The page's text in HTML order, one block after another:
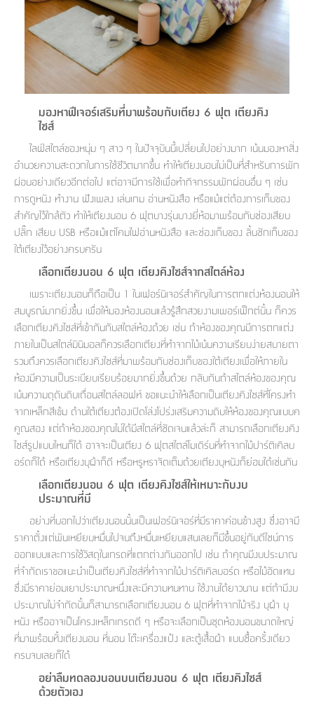
มองหาฟีเจอร์เสริมที่มาพร้อมกับเตียง 6 ฟุต เตียงคิง
ไซส์
ไลฟ์สไตล์ของหนุ่ม ๆ สาว ๆ ในปัจจุบันนี้เปลี่ยนไปอย่างมาก เน้นมองหาสิ่ง
อำนวยความสะดวกในการใช้ชีวิตมากขึ้น ทำให้เตียงนอนไม่เป็นที่สำหรับการพัก
ผ่อนอย่างเดียวอีกต่อไป แต่อาจมีการใช้เพื่อทำกิจกรรมพักผ่อนอื่น ๆ เช่น
การดูหนัง ทำงาน ฟังเพลง เล่นเกม อ่านหนังสือ หรือแม้แต่ต้องการเก็บของ
สำคัญไว้ใกล้ตัว ทำให้เตียงนอน 6 ฟุตบางรุ่นบางยี่ห้อมาพร้อมกับช่องเสียบ
ปลั๊ก เสียบ USB หรือแม้แต่โคมไฟอ่านหนังสือ และช่องเก็บของ ลิ้นชักเก็บของ
ใต้เตียงไว้อย่างครบครัน
เลือกเตียงนอน 6 ฟุต เตียงคิงไซส์จากสไตล์ห้อง
เพราะเตียงนอนก็ถือเป็น 1 ในเฟอร์นิเจอร์สำคัญในการตกแต่งห้องนอนให้
สมบูรณ์มากยิ่งขึ้น เพื่อให้มองห้องนอนแล้วรู้สึกสวยงามเพอร์เฟ็กต์นั้น ก็ควร
เลือกเตียงคิงไซส์ที่เข้ากันกับสไตล์ห้องด้วย เช่น ถ้าห้องของคุณมีการตกแต่ง
ภายในเป็นสไตล์มินิมอลก็ควรเลือกเตียงที่ทำจากไม้เน้นความเรียบง่ายสบายตา
รวมถึงควรเลือกเตียงคิงไซส์ที่มาพร้อมกับช่องเก็บของใต้เตียงเพื่อให้ภายใน
ห้องมีความเป็นระเบียบเรียบร้อยมากยิ่งขึ้นด้วย กลับกันถ้าสไตล์ห้องของคุณ
เน้นความดุดันดิบเถื่อนสไตล์ลอฟท์ ขอแนะนำให้เลือกเป็นเตียงคิงไซส์ที่โครงทำ
จากเหล็กสีเข้ม ด้านใต้เตียงต้องเปิดโล่งโปร่งเสริมความดิบให้ห้องของคุณแบบค
คูณสอง แต่ถ้าห้องของคุณไม่ได้มีสไตล์ที่ชัดเจนแล้วล่ะก็ สามารถเลือกเตียงคิง
ไซส์รูปแบบไหนก็ได้ อาจจะเป็นเตียง 6 ฟุตสไตล์โมเดิร์นที่ทำจากไม้ปาร์ติเคิลบ
อร์ดก็ได้ หรือเตียงบุผ้าก็ดี หรือหรูหราจัดเต็มด้วยเตียงบุหนังก็ย่อมได้เช่นกัน
เลือกเตียงนอน 6 ฟุต เตียงคิงไซส์ให้เหมาะกับงบ
ประมาณที่มี
อย่างที่บอกไปว่าเตียงนอนนั้นเป็นเฟอร์นิเจอร์ที่มีราคาค่อนข้างสูง ซึ่งอาจมี
ราคาตั้งแต่พันเหยียบหมื่นไปจนถึงหมื่นเหยียบแสนเลยก็มีขึ้นอยู่กับดีไซน์การ
ออกแบบและการใช้วัสดุในเกรดที่แตกต่างกันออกไป เช่น ถ้าคุณมีงบประมาณ
ที่จำกัดเราขอแนะนำเป็นเตียงคิงไซส์ที่ทำจากไม้ปาร์ติเคิลบอร์ด หรือไม้อัดแทน
ซึ่งมีราคาย่อมเยาประมาณหนึ่งและมีความทนทาน ใช้งานได้ยาวนาน แต่ถ้ามีงบ
ประมาณไม่จำกัดนั้นก็สามารถเลือกเตียงนอน 6 ฟุตที่ทำจากไม้จริง บุผ้า บุ
หนัง หรืออาจเป็นโครงเหล็กเกรดดี ๆ หรือจะเลือกเป็นชุดห้องนอนขนาดใหญ่
ที่มาพร้อมทั้งเตียงนอน ที่นอน โต๊ะเครื่องแป้ง และตู้เสื้อผ้า แบบซื้อครั้งเดียว
ครบจบเลยก็ได้
อย่าลืมทดลองนอนบนเตียงนอน 6 ฟุต เตียงคิงไซส์
ด้วยตัวเอง